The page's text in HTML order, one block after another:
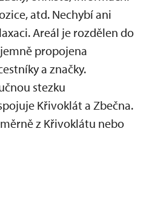
atd. Nechybí ani
Areál je rozdělen do
propojena
a značky.
stezku
Křivoklát a Zbečna.
z Křivoklátu nebo